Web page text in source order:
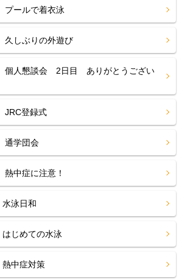
ールで着衣泳
しぶりの外遊び
個人懇談会 2日目 ありがとうござい
JRC登録式
通学団会
中症に注意！
泳日和
じめての水泳
中症対策